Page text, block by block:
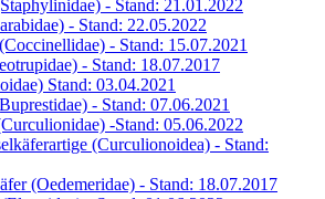
- Stand: 21.01.2022
- Stand: 22.05.2022
- Stand: 15.07.2021
- Stand: 18.07.2017
Stand: 03.04.2021
- Stand: 07.06.2021
-Stand: 05.06.2022
(Curculionoidea) - Stand:
(Oedemeridae) - Stand: 18.07.2017